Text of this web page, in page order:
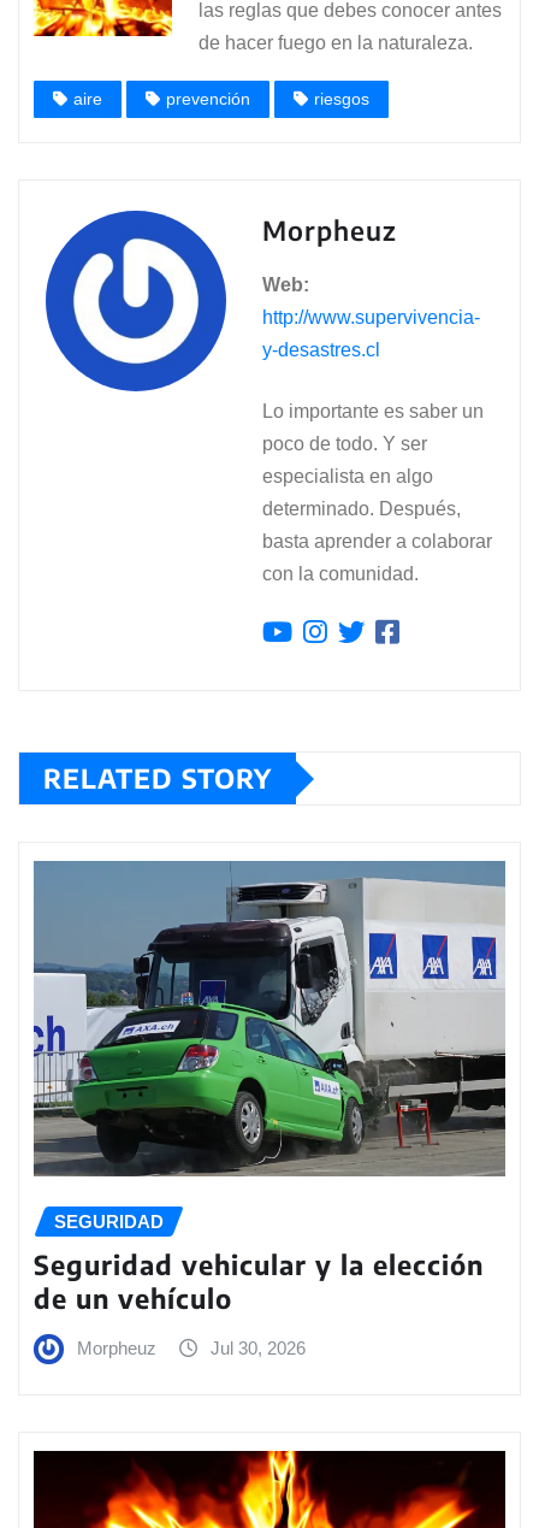
las reglas que debes conocer antes
de hacer fuego en la naturaleza.
aire prevención riesgos
Morpheuz
Web:
http://www.supervivencia-
y-desastres.cl
Lo importante es saber un
poco de todo. Y ser
especialista en algo
determinado. Después,
basta aprender a colaborar
con la comunidad.
RELATED STORY
SEGURIDAD
Seguridad vehicular y la elección
de un vehículo
Morpheuz Jul 30, 2026